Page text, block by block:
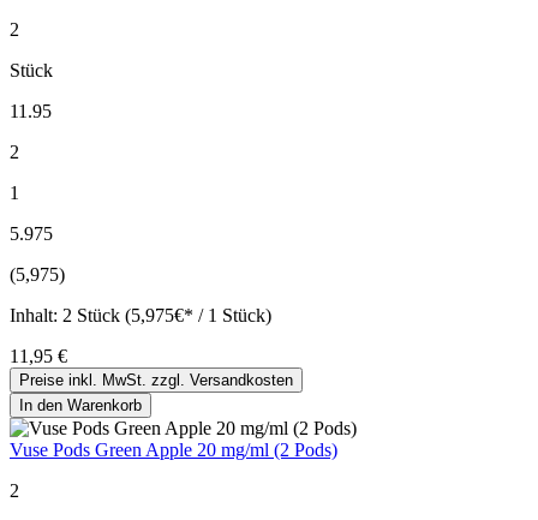
2
Stück
11.95
2
1
5.975
(5,975)
Inhalt: 2 Stück (5,975€* / 1 Stück)
11,95 €
Preise inkl. MwSt. zzgl. Versandkosten
In den Warenkorb
Vuse Pods Green Apple 20 mg/ml (2 Pods)
2